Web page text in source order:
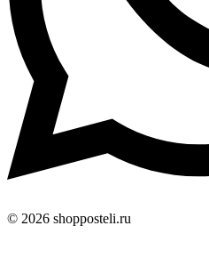
© 2026 shopposteli.ru